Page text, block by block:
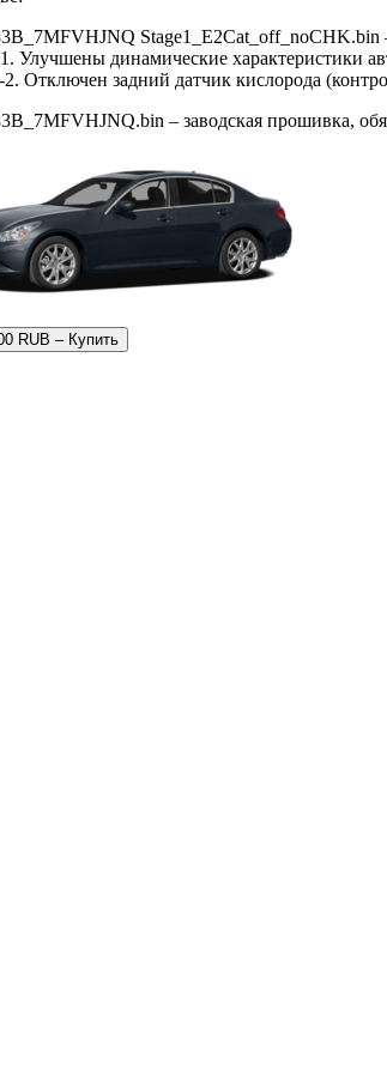
Улучшены динамические характеристики
Отключен задний датчик кислорода
– заводская прошивка,
RUB – Купить